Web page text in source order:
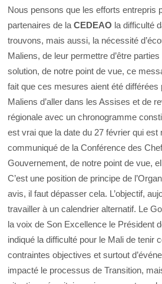
Nous pensons que les efforts entrepris
partenaires de laCEDEAO la difficulté
trouvons, mais aussi, la nécessité
Maliens, de leur permettre d’être
solution, de notre point de vue, ce
fait que ces mesures aient été différées
Maliens d’aller dans les Assises et de
régionale avec un chronogramme
est vrai que la date du 27 février qui est
communiqué de la Conférence des
Gouvernement, de notre point de vue,
C’est une position de principe de
avis, il faut dépasser cela. L’objectif,
travailler à un calendrier alternatif. Le
la voix de Son Excellence le Président
indiqué la difficulté pour le Mali de tenir
contraintes objectives et surtout
impacté le processus de Transition,